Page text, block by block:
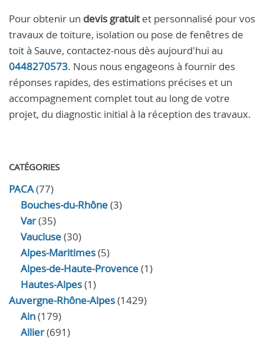
Pour obtenir un devis gratuitet personnalisé pour vos
travaux de toiture, isolation ou pose de fenêtres de
toit à Sauve, contactez-nous dès aujourd'hui au
0448270573. Nous nous engageons à fournir des
réponses rapides, des estimations précises et un
accompagnement complet tout au long de votre
projet, du diagnostic initial à la réception des travaux.
CATÉGORIES
PACA(77)
Bouches-du-Rhône(3)
Var(35)
Vaucluse(30)
Alpes-Maritimes(5)
Alpes-de-Haute-Provence(1)
Hautes-Alpes(1)
Auvergne-Rhône-Alpes(1429)
Ain(179)
Allier(691)